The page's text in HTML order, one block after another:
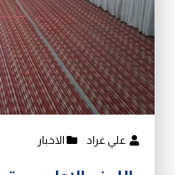
علي غراد الاخبار